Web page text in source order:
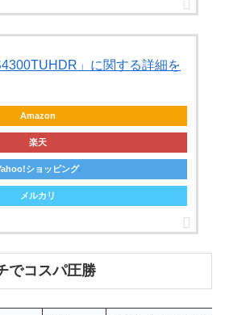
」に関する詳細を
Amazon
楽天
ショッピング
メルカリ
でコスパ圧勝